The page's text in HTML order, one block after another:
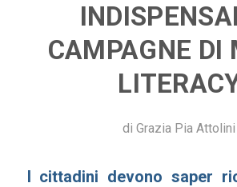
CAMPAGNE DI
diGrazia Pia Attolini
I cittadini devono saper